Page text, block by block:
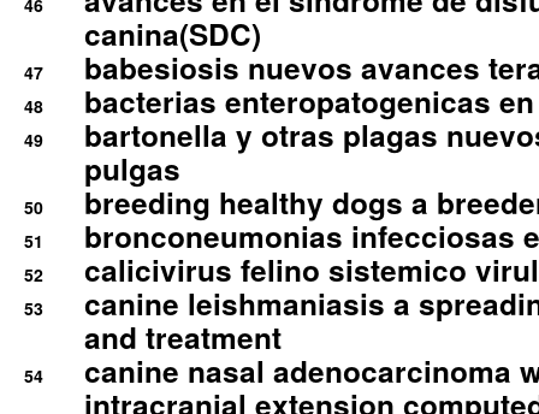
46
canina(SDC)
47 babesiosis nuevos avances
48 bacterias enteropatogenicas
49
bartonella y otras plagas
pulgas
50 breeding healthy dogs a
51 bronconeumonias infecciosas
52 calicivirus felino sistemico
53
canine leishmaniasis a
and treatment
54
canine nasal adenocarcinoma
intracranial extension